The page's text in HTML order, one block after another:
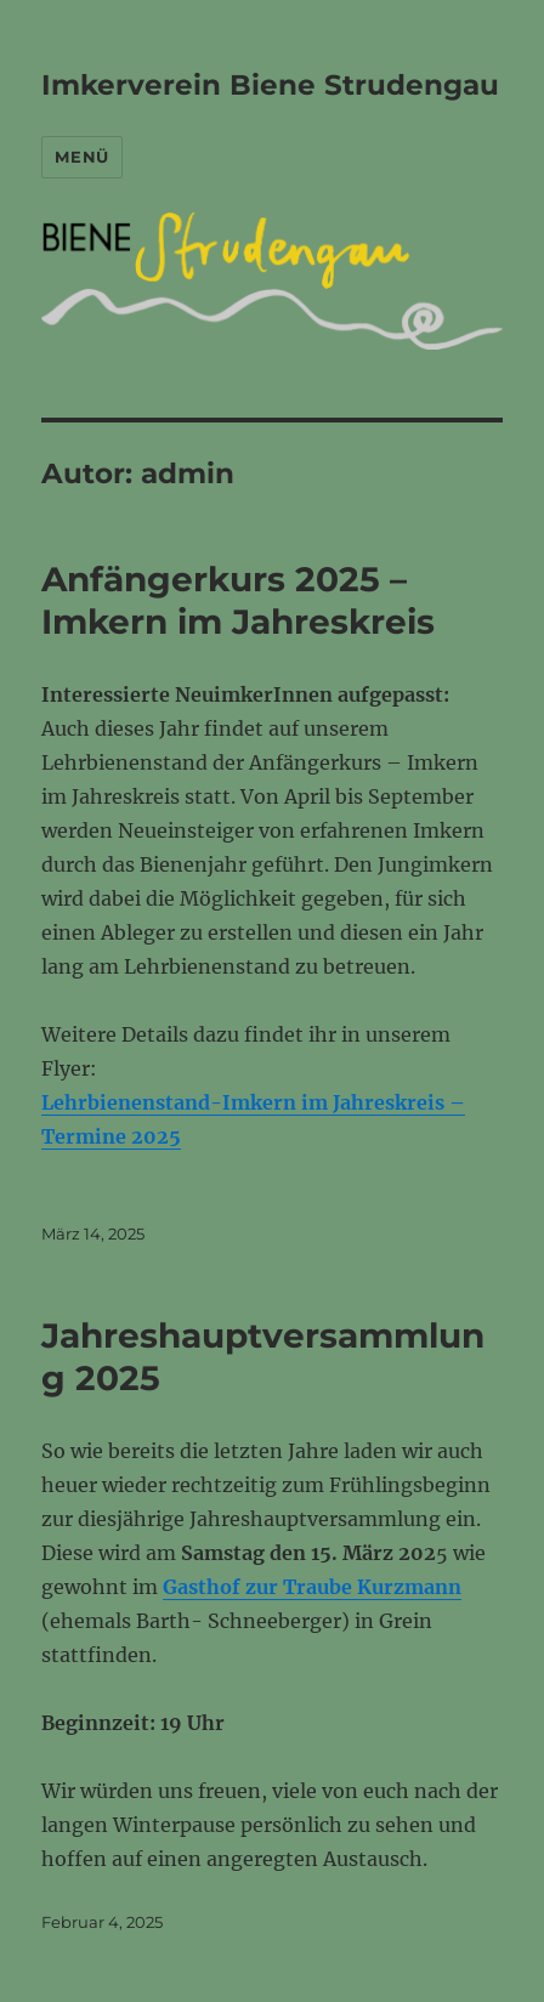
Imkerverein Biene Strudengau
MENÜ
Autor: admin
Anfängerkurs 2025 –
Imkern im Jahreskreis
Interessierte NeuimkerInnen aufgepasst:
Auch dieses Jahr findet auf unserem
Lehrbienenstand der Anfängerkurs – Imkern
im Jahreskreis statt. Von April bis September
werden Neueinsteiger von erfahrenen Imkern
durch das Bienenjahr geführt. Den Jungimkern
wird dabei die Möglichkeit gegeben, für sich
einen Ableger zu erstellen und diesen ein Jahr
lang am Lehrbienenstand zu betreuen.
Weitere Details dazu findet ihr in unserem
Flyer:
Lehrbienenstand-Imkern im Jahreskreis –
Termine 2025
Veröffentlicht
März 14, 2025
Jahreshauptversammlun
g 2025
So wie bereits die letzten Jahre laden wir auch
heuer wieder rechtzeitig zum Frühlingsbeginn
zur diesjährige Jahreshauptversammlung ein.
Diese wird am Samstag den 15. März 2025 wie
gewohnt imGasthof zur Traube Kurzmann
(ehemals Barth- Schneeberger) in Grein
stattfinden.
Beginnzeit: 19 Uhr
Wir würden uns freuen, viele von euch nach der
langen Winterpause persönlich zu sehen und
hoffen auf einen angeregten Austausch.
Veröffentlicht
Februar 4, 2025